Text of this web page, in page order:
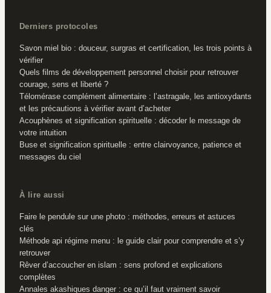
Derniers protocoles
Savon miel bio : douceur, surgras et certification, les trois points à
vérifier
Quels films de développement personnel choisir pour retrouver
courage, sens et liberté ?
Télomérase complément alimentaire : l’astragale, les antioxydants
et les précautions à vérifier avant d’acheter
Acouphènes et signification spirituelle : décoder le message de
votre intuition
Buse et signification spirituelle : entre clairvoyance, patience et
messages du ciel
À lire aussi
Faire le pendule sur une photo : méthodes, erreurs et astuces
clés
Méthode api régime menu : le guide clair pour comprendre et s’y
retrouver
Rêver d’accoucher en islam : sens profond et explications
complètes
Annales akashiques danger : ce qu’il faut vraiment savoir